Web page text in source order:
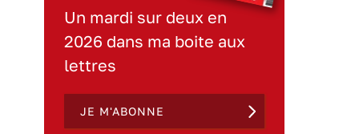
Un mardi sur deux en
2026 dans ma boite aux
lettres
JE M'ABONNE